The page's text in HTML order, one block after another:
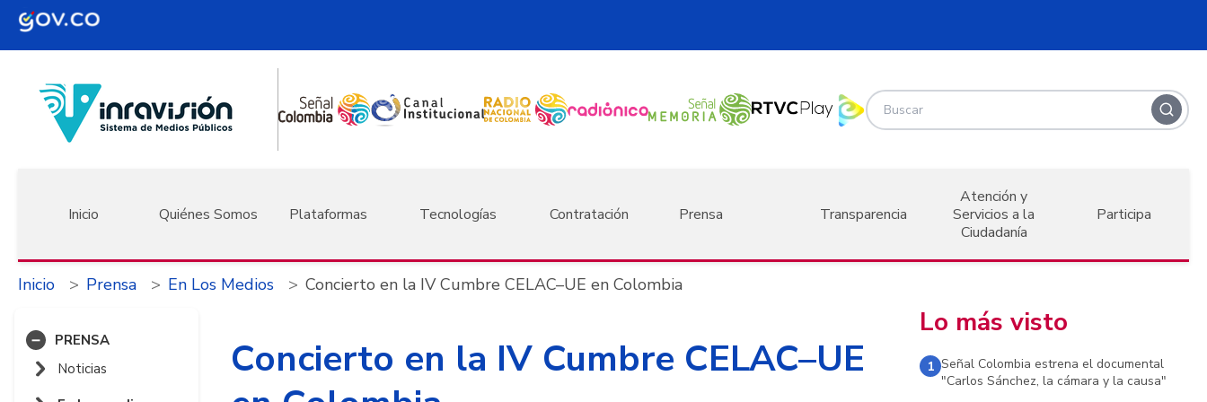
Pasar al contenido principal
Inicio Quiénes Somos Plataformas Tecnologías Contratación Prensa Transparencia
Atención y
Servicios a la
Ciudadanía
Participa
Inicio Prensa En Los Medios Concierto en la IV Cumbre CELAC–UE en Colombia
PRENSA
Noticias
Concierto en la IV Cumbre CELAC–UE
Lo más visto
1 Señal Colombia estrena el documental
"Carlos Sánchez, la cámara y la causa"